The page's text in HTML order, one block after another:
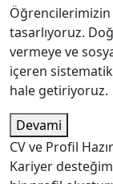
Öğrencilerimizin
tasarlıyoruz.
vermeye ve
içeren
hale getiriyoruz.
Devami
CV ve Profil
Kariyer